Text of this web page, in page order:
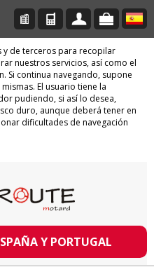
y de terceros para recopilar
nuestros servicios, así como el
Si continua navegando, supone
El usuario tiene la
pudiendo, si así lo desea,
duro, aunque deberá tener en
dificultades de navegación
Y PORTUGAL